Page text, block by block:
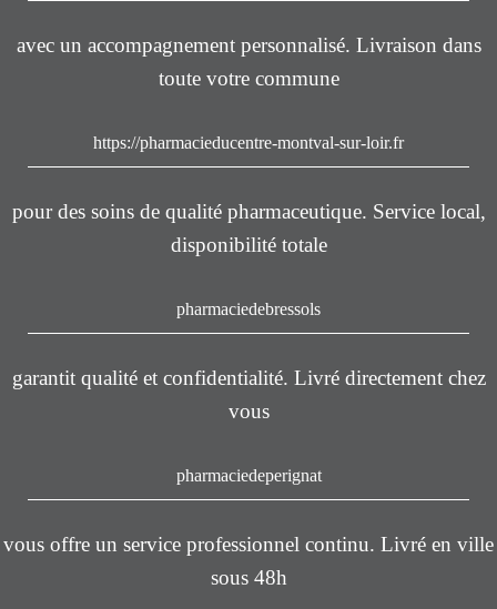
avec un accompagnement personnalisé. Livraison dans
toute votre commune
https://pharmacieducentre-montval-sur-loir.fr
pour des soins de qualité pharmaceutique. Service local,
disponibilité totale
pharmaciedebressols
garantit qualité et confidentialité. Livré directement chez
vous
pharmaciedeperignat
vous offre un service professionnel continu. Livré en ville
sous 48h